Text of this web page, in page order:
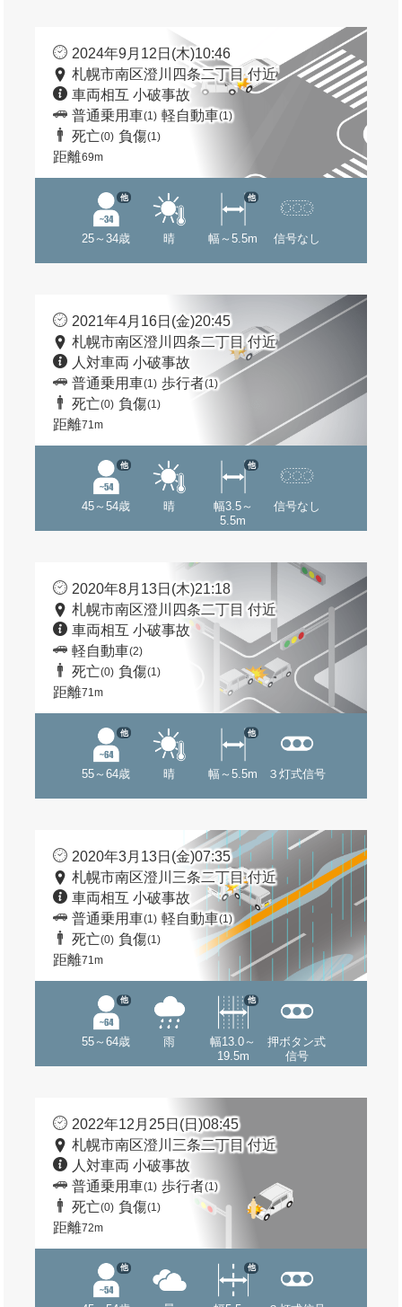
2024年9月12日(木)10:46
札幌市南区澄川四条二丁目 付近
車両相互 小破事故
普通乗用車(1) 軽自動車(1)
死亡(0) 負傷(1)
距離69m
25～34歳
他
晴 幅～5.5m
他
信号なし
2021年4月16日(金)20:45
札幌市南区澄川四条二丁目 付近
人対車両 小破事故
普通乗用車(1) 歩行者(1)
死亡(0) 負傷(1)
距離71m
45～54歳
他
晴
幅3.5～
5.5m
他
信号なし
2020年8月13日(木)21:18
札幌市南区澄川四条二丁目 付近
車両相互 小破事故
軽自動車(2)
死亡(0) 負傷(1)
距離71m
55～64歳
他
晴 幅～5.5m
他
３灯式信号
2020年3月13日(金)07:35
札幌市南区澄川三条二丁目 付近
車両相互 小破事故
普通乗用車(1) 軽自動車(1)
死亡(0) 負傷(1)
距離71m
55～64歳
他
雨
幅13.0～
19.5m
他
押ボタン式
信号
2022年12月25日(日)08:45
札幌市南区澄川三条二丁目 付近
人対車両 小破事故
普通乗用車(1) 歩行者(1)
死亡(0) 負傷(1)
距離72m
他 他